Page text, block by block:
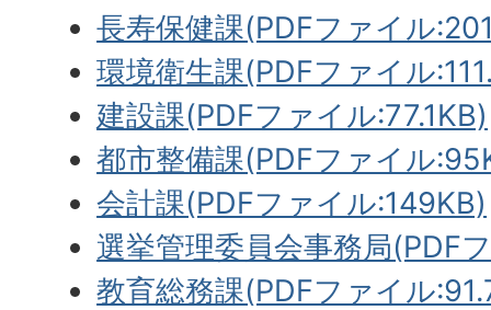
長寿保健課(PDFファイル
環境衛生課(PDFファイル
建設課(PDFファイル:77.1KB)
都市整備課(PDFファイル
会計課(PDFファイル:149KB)
選挙管理委員会事務局(PDF
教育総務課(PDFファイル